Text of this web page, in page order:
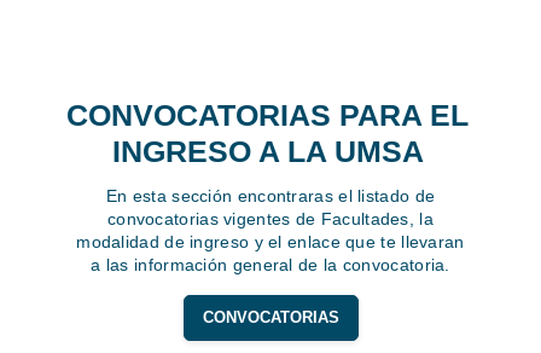
CONVOCATORIAS PARA EL
INGRESO A LA UMSA
En esta sección encontraras el listado de
convocatorias vigentes de Facultades, la
modalidad de ingreso y el enlace que te llevaran
a las información general de la convocatoria.
CONVOCATORIAS